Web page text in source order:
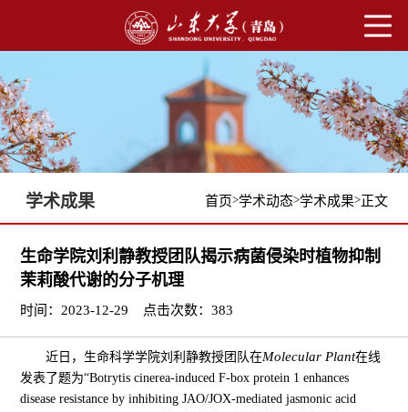
学术成果 首页>学术动态>学术成果>正文
生命学院刘利静教授团队揭示病菌侵染时植物抑制
茉莉酸代谢的分子机理
时间：2023-12-29 点击次数：383
近日，生命科学学院刘利静教授团队在Molecular Plant在线
发表了题为“Botrytis cinerea-induced F-box protein 1 enhances
disease resistance by inhibiting JAO/JOX-mediated jasmonic acid